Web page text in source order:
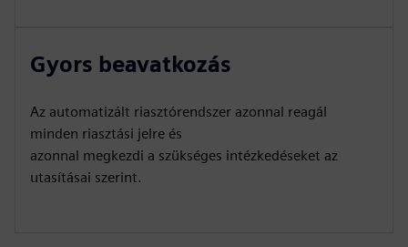
Gyors beavatkozás
Az automatizált riasztórendszer azonnal reagál
minden riasztási jelre és
azonnal megkezdi a szükséges intézkedéseket az
utasításai szerint.